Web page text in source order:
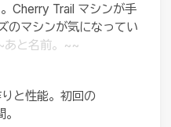
Cherry Trail マシンが手
のマシンが気になってい
あと名前。~~
と性能。初回の